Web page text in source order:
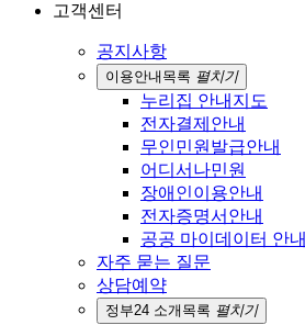
고객센터
공지사항
이용안내 목록 펼치기
누리집 안내지도
전자결제안내
무인민원발급안내
어디서나민원
장애인이용안내
전자증명서안내
공공 마이데이터 안내
자주 묻는 질문
상담예약
정부24 소개 목록 펼치기